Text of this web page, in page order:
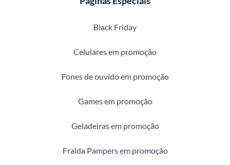
Black Friday
Celulares em promoção
Fones de ouvido em promoção
Games em promoção
Geladeiras em promoção
Fralda Pampers em promoção